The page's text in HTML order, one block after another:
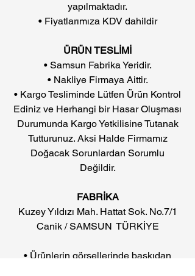
yapılmaktadır.
• Fiyatlarımıza KDV dahildir
ÜRÜN TESLİMİ
• Samsun Fabrika Yeridir.
• Nakliye Firmaya Aittir.
• Kargo Tesliminde Lütfen Ürün Kontrol
Ediniz ve Herhangi bir Hasar Oluşması
Durumunda Kargo Yetkilisine Tutanak
Tutturunuz. Aksi Halde Firmamız
Doğacak Sorunlardan Sorumlu
Değildir.
FABRİKA
Kuzey Yıldızı Mah. Hattat Sok. No.7/1
Canik / SAMSUN TÜRKİYE
• Ürünlerin görsellerinde baskıdan